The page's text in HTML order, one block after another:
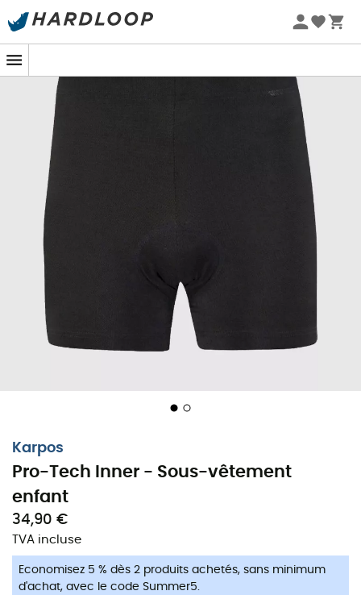
Promos d'été 🔥 -5 % EXTRA dès 2 produits* code Summer5
-5% Extra - Code Summer5
Karpos
Pro-Tech Inner - Sous-vêtement
enfant
34,90 €
TVA incluse
Economisez 5 % dès 2 produits achetés, sans minimum
d'achat, avec le code Summer5.